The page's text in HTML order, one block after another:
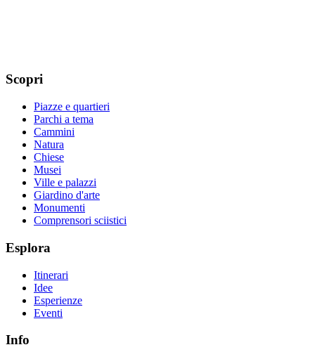
Scopri
Piazze e quartieri
Parchi a tema
Cammini
Natura
Chiese
Musei
Ville e palazzi
Giardino d'arte
Monumenti
Comprensori sciistici
Esplora
Itinerari
Idee
Esperienze
Eventi
Info